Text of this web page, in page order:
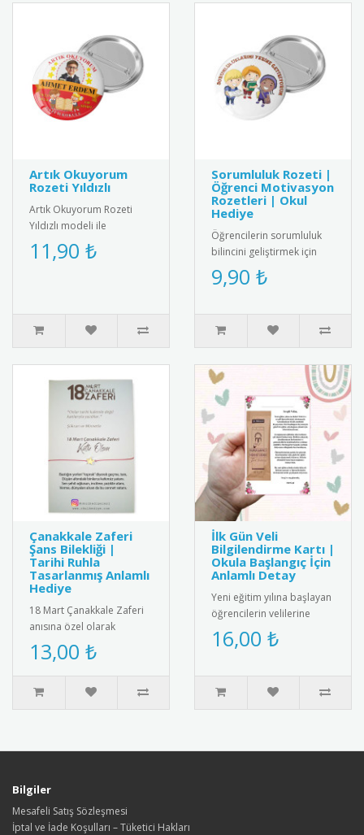
Artık Okuyorum
Rozeti Yıldızlı
Artık Okuyorum Rozeti
Yıldızlı modeli ile
öğrencilerin başarısını
taçlandırın! Motive edici
11,90 ₺
Sorumluluk Rozeti |
Öğrenci Motivasyon
Rozetleri | Okul
Hediye
Öğrencilerin sorumluluk
bilincini geliştirmek için
özel tasarlanmış
motivasyon rozeti. Kaliteli
9,90 ₺
Çanakkale Zaferi
Şans Bilekliği |
Tarihi Ruhla
Tasarlanmış Anlamlı
Hediye
18 Mart Çanakkale Zaferi
anısına özel olarak
tasarlanmış şans bilekliği.
Üzerinde Türk bayrağı ve
za..
13,00 ₺
İlk Gün Veli
Bilgilendirme Kartı |
Okula Başlangıç İçin
Anlamlı Detay
Yeni eğitim yılına başlayan
öğrencilerin velilerine
yönelik hazırlanan
bilgilendirme kartı. Renkli
16,00 ₺
Bilgiler
Mesafeli Satış Sözleşmesi
İptal ve İade Koşulları – Tüketici Hakları